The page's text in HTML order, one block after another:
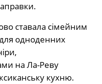
ставала сімейним
одноденних
на Ла-Реву
кухню.